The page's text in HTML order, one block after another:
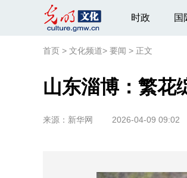
时政 国
首页 > 文化频道> 要闻 > 正文
山东淄博：繁花
来源： 新华网 2026-04-09 09:02